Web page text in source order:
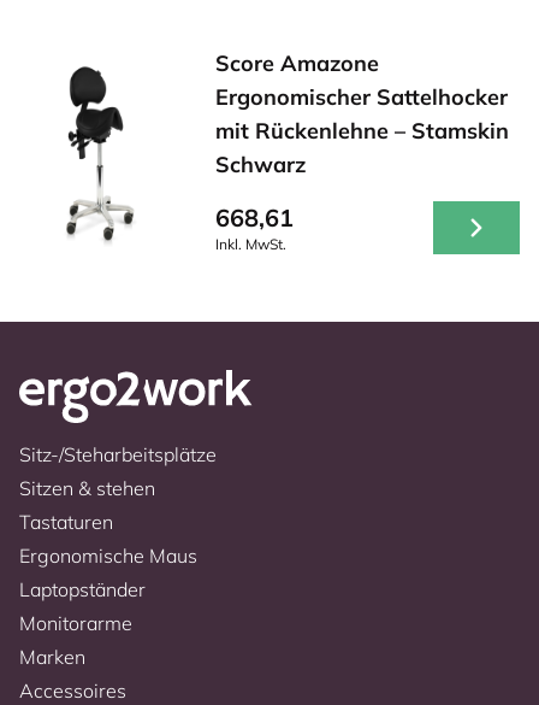
Score Amazone
Ergonomischer Sattelhocker
mit Rückenlehne – Stamskin
Schwarz
668,61
Inkl. MwSt.
Sitz-/Steharbeitsplätze
Sitzen & stehen
Tastaturen
Ergonomische Maus
Laptopständer
Monitorarme
Marken
Accessoires